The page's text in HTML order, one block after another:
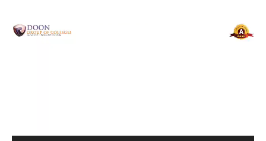
Video
Player